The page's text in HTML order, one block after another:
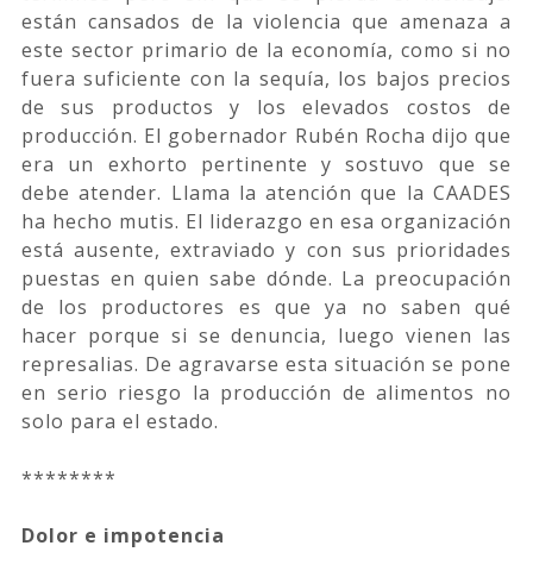
están cansados de la violencia que amenaza a
este sector primario de la economía, como si no
fuera suficiente con la sequía, los bajos precios
de sus productos y los elevados costos de
producción. El gobernador Rubén Rocha dijo que
era un exhorto pertinente y sostuvo que se
debe atender. Llama la atención que la CAADES
ha hecho mutis. El liderazgo en esa organización
está ausente, extraviado y con sus prioridades
puestas en quien sabe dónde. La preocupación
de los productores es que ya no saben qué
hacer porque si se denuncia, luego vienen las
represalias. De agravarse esta situación se pone
en serio riesgo la producción de alimentos no
solo para el estado.
********
Dolor e impotencia